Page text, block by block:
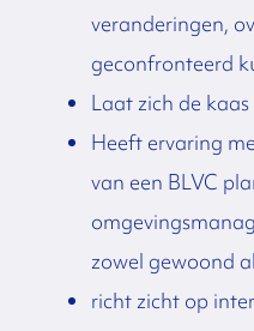
veranderingen,
geconfronteerd
Laat zich de
Heeft ervaring
van een BLVC
zowel gewoond
richt zicht op